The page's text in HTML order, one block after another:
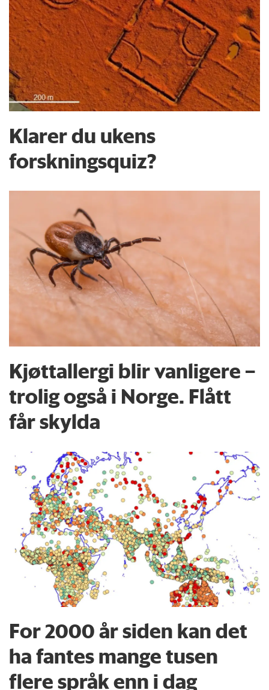
Klarer du ukens
forskningsquiz?
Kjøttallergi blir vanligere –
trolig også i Norge. Flått
får skylda
For 2000 år siden kan det
ha fantes mange tusen
flere språk enn i dag